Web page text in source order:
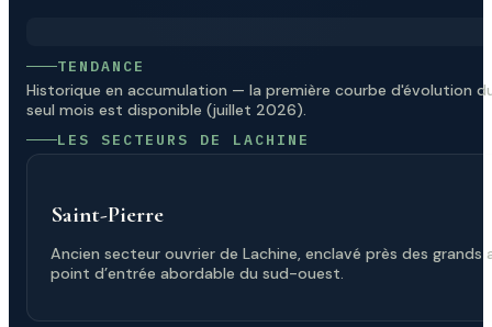
TENDANCE
Historique en accumulation — la première courbe d'évolution
seul mois est disponible (juillet 2026).
LES SECTEURS DE LACHINE
Saint-Pierre
Ancien secteur ouvrier de Lachine, enclavé près des
point d’entrée abordable du sud-ouest.